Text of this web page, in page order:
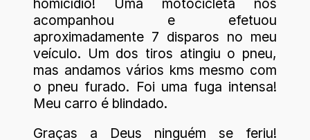
homicídio! Uma motocicleta nos
acompanhou e efetuou
aproximadamente 7 disparos no meu
veículo. Um dos tiros atingiu o pneu,
mas andamos vários kms mesmo com
o pneu furado. Foi uma fuga intensa!
Meu carro é blindado.
Graças a Deus ninguém se feriu!